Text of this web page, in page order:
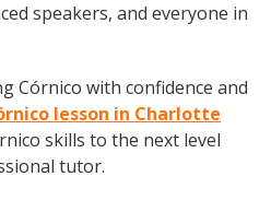
speakers, and everyone in
Córnico with confidence and
lesson in Charlotte
skills to the next level
tutor.